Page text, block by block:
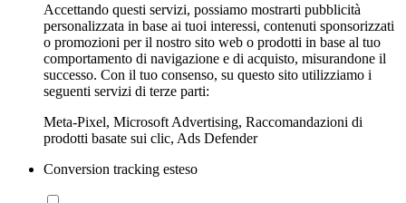
Accettando questi servizi, possiamo mostrarti pubblicità
personalizzata in base ai tuoi interessi, contenuti sponsorizzati
o promozioni per il nostro sito web o prodotti in base al tuo
comportamento di navigazione e di acquisto, misurandone il
successo. Con il tuo consenso, su questo sito utilizziamo i
seguenti servizi di terze parti:
Meta-Pixel, Microsoft Advertising, Raccomandazioni di
prodotti basate sui clic, Ads Defender
Conversion tracking esteso